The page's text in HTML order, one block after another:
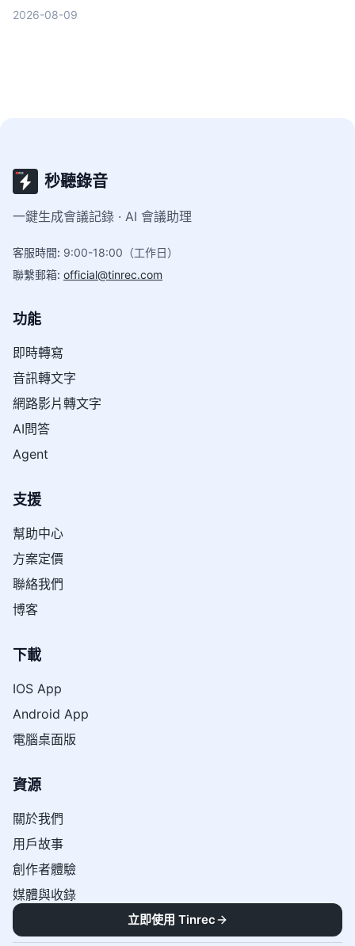
2026-08-09
秒聽錄音
一鍵生成會議記錄 · AI 會議助理
客服時間: 9:00-18:00（工作日）
聯繫郵箱: official@tinrec.com
功能
即時轉寫
音訊轉文字
網路影片轉文字
AI問答
Agent
支援
幫助中心
方案定價
聯絡我們
博客
下載
IOS App
Android App
電腦桌面版
資源
關於我們
用戶故事
創作者體驗
媒體與收錄
立即使用 Tinrec